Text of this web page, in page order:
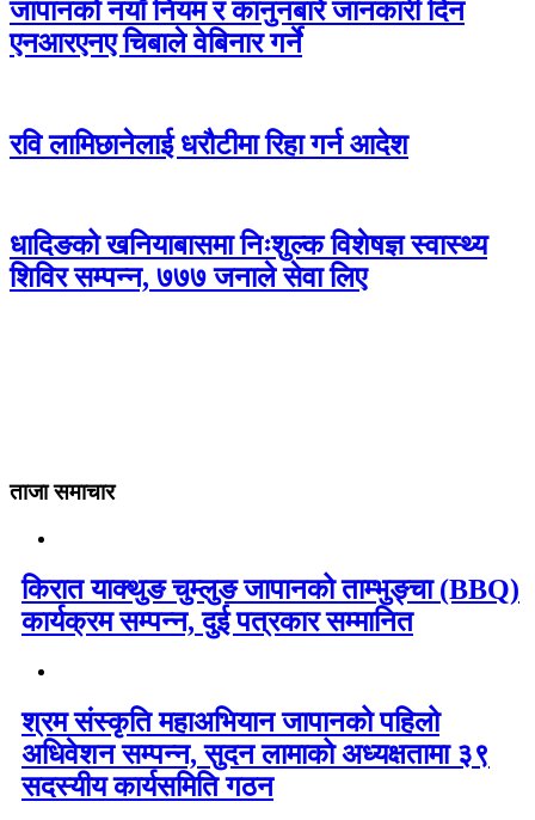
जापानको नयाँ नियम र कानुनबारे जानकारी दिन
एनआरएनए चिबाले वेबिनार गर्ने
रवि लामिछानेलाई धरौटीमा रिहा गर्न आदेश
धादिङको खनियाबासमा निःशुल्क विशेषज्ञ स्वास्थ्य
शिविर सम्पन्न, ७७७ जनाले सेवा लिए
ताजा समाचार
किरात याक्थुङ चुम्लुङ जापानको ताम्भुङ्चा (BBQ)
कार्यक्रम सम्पन्न, दुई पत्रकार सम्मानित
श्रम संस्कृति महाअभियान जापानको पहिलो
अधिवेशन सम्पन्न, सुदन लामाको अध्यक्षतामा ३९
सदस्यीय कार्यसमिति गठन